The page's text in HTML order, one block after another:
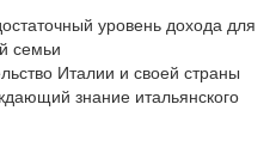
уровень дохода для
семьи
Италии и своей страны
знание итальянского